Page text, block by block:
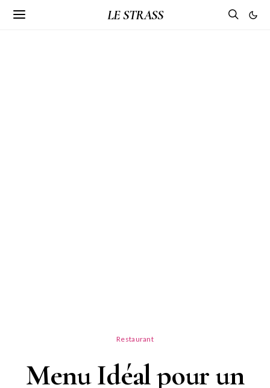
LE STRASS
Restaurant
Menu Idéal pour un